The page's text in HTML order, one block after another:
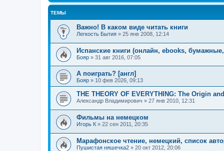
ТЕМЫ
Важно! В каком виде читать книги
Легкость Бытия » 25 янв 2008, 12:14
Испанские книги (онлайн, ebooks,
Бояр » 31 авг 2016, 07:05
А поиграть? [англ]
Бояр » 10 фев 2026, 09:13
THE THEORY OF EVERYTHING: The Origin
Александр Владимирович » 27 янв 2010, 12:31
Фильмы на немецком
Игорь К » 22 сен 2011, 20:35
Марафонское чтение, немецкий, список
Пушистая няшечка2 » 20 окт 2012, 20:06